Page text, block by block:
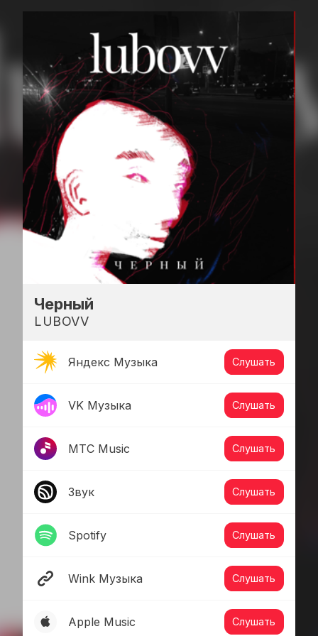
Черный
LUBOVV
Яндекс Музыка Слушать
VK Музыка Слушать
МТС Music Слушать
Звук Слушать
Spotify Слушать
Wink Музыка Слушать
Apple Music Слушать